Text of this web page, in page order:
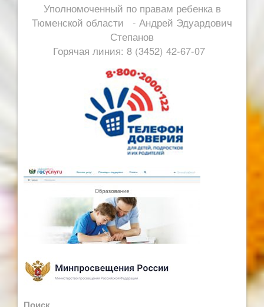
Уполномоченный по правам ребенка в
Тюменской области - Андрей Эдуардович
Степанов
Горячая линия: 8 (3452) 42-67-07
Поиск